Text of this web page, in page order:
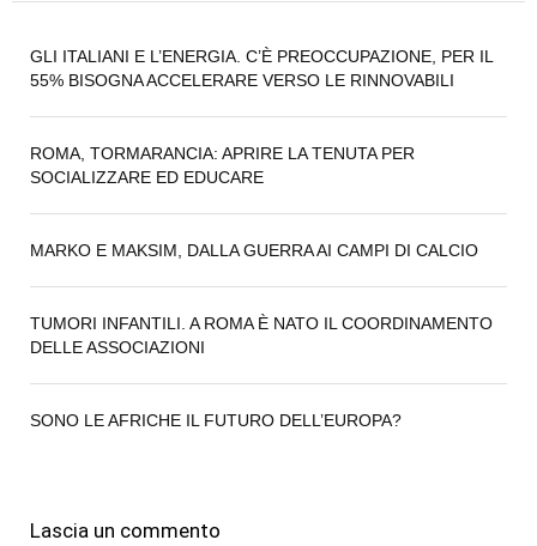
GLI ITALIANI E L’ENERGIA. C’È PREOCCUPAZIONE, PER IL
55% BISOGNA ACCELERARE VERSO LE RINNOVABILI
ROMA, TORMARANCIA: APRIRE LA TENUTA PER
SOCIALIZZARE ED EDUCARE
MARKO E MAKSIM, DALLA GUERRA AI CAMPI DI CALCIO
TUMORI INFANTILI. A ROMA È NATO IL COORDINAMENTO
DELLE ASSOCIAZIONI
SONO LE AFRICHE IL FUTURO DELL’EUROPA?
Lascia un commento